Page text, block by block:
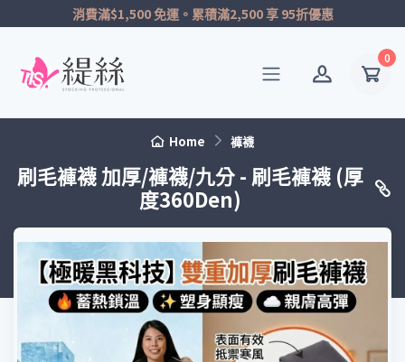
消費滿$1,500 免運。累積滿2,500 享 95折優惠
0
Home 褲襪
刷毛褲襪 加厚/褲襪/九分 - 刷毛褲襪 (厚
度360Den)